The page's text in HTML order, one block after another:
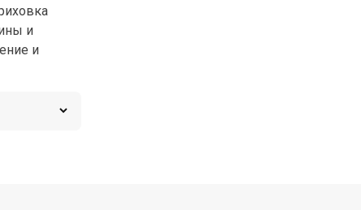
и
и